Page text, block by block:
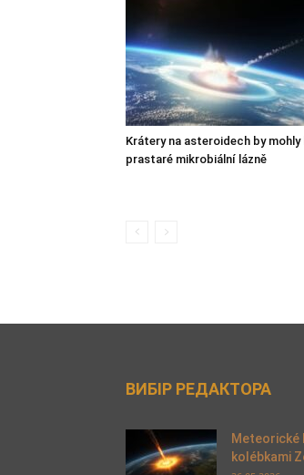
Krátery na asteroidech by mohly
prastaré mikrobiální lázně
ВИБІР РЕДАКТОРА
Meteorické
kolébkami